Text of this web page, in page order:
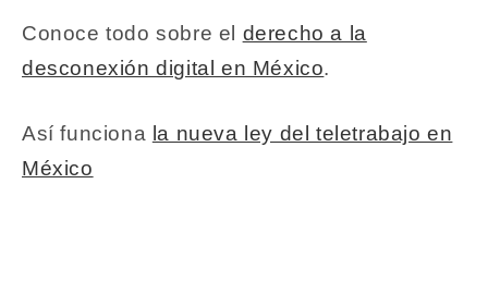
Conoce todo sobre el derecho a la
desconexión digital en México.
Así funciona la nueva ley del teletrabajo en
México